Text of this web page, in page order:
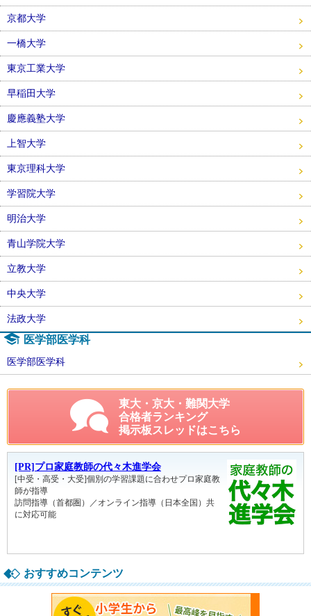
京都大学
一橋大学
東京工業大学
早稲田大学
慶應義塾大学
上智大学
東京理科大学
学習院大学
明治大学
青山学院大学
立教大学
中央大学
法政大学
医学部医学科
医学部医学科
東大・京大・難関大学
合格者ランキング
掲示板スレッドはこちら
おすすめコンテンツ